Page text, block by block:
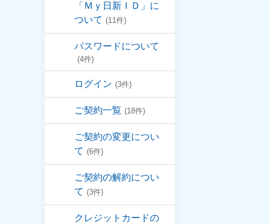
「Ｍｙ日新ＩＤ」に
ついて (11件)
パスワードについて
(4件)
ログイン (3件)
ご契約一覧 (18件)
ご契約の変更につい
て (6件)
ご契約の解約につい
て (3件)
クレジットカードの